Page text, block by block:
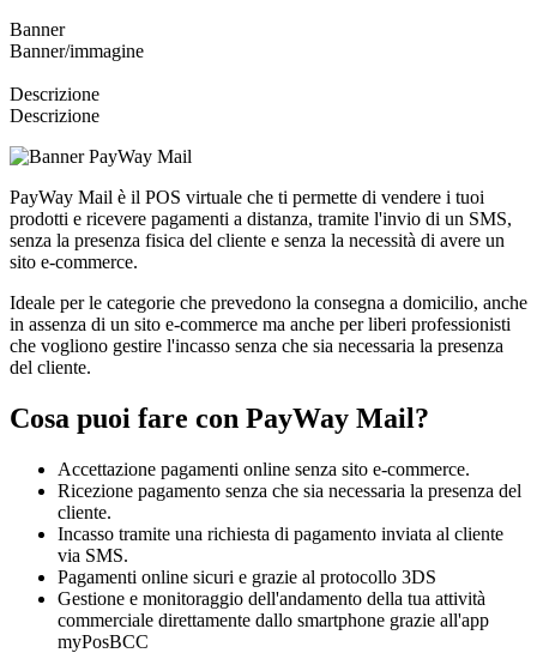
Banner
Banner/immagine
Descrizione
Descrizione
PayWay Mail è il POS virtuale che ti permette di vendere i tuoi
prodotti e ricevere pagamenti a distanza, tramite l'invio di un SMS,
senza la presenza fisica del cliente e senza la necessità di avere un
sito e-commerce.
Ideale per le categorie che prevedono la consegna a domicilio, anche
in assenza di un sito e-commerce ma anche per liberi professionisti
che vogliono gestire l'incasso senza che sia necessaria la presenza
del cliente.
Cosa puoi fare con PayWay Mail?
Accettazione pagamenti online senza sito e-commerce.
Ricezione pagamento senza che sia necessaria la presenza del
cliente.
Incasso tramite una richiesta di pagamento inviata al cliente
via SMS.
Pagamenti online sicuri e grazie al protocollo 3DS
Gestione e monitoraggio dell'andamento della tua attività
commerciale direttamente dallo smartphone grazie all'app
myPosBCC